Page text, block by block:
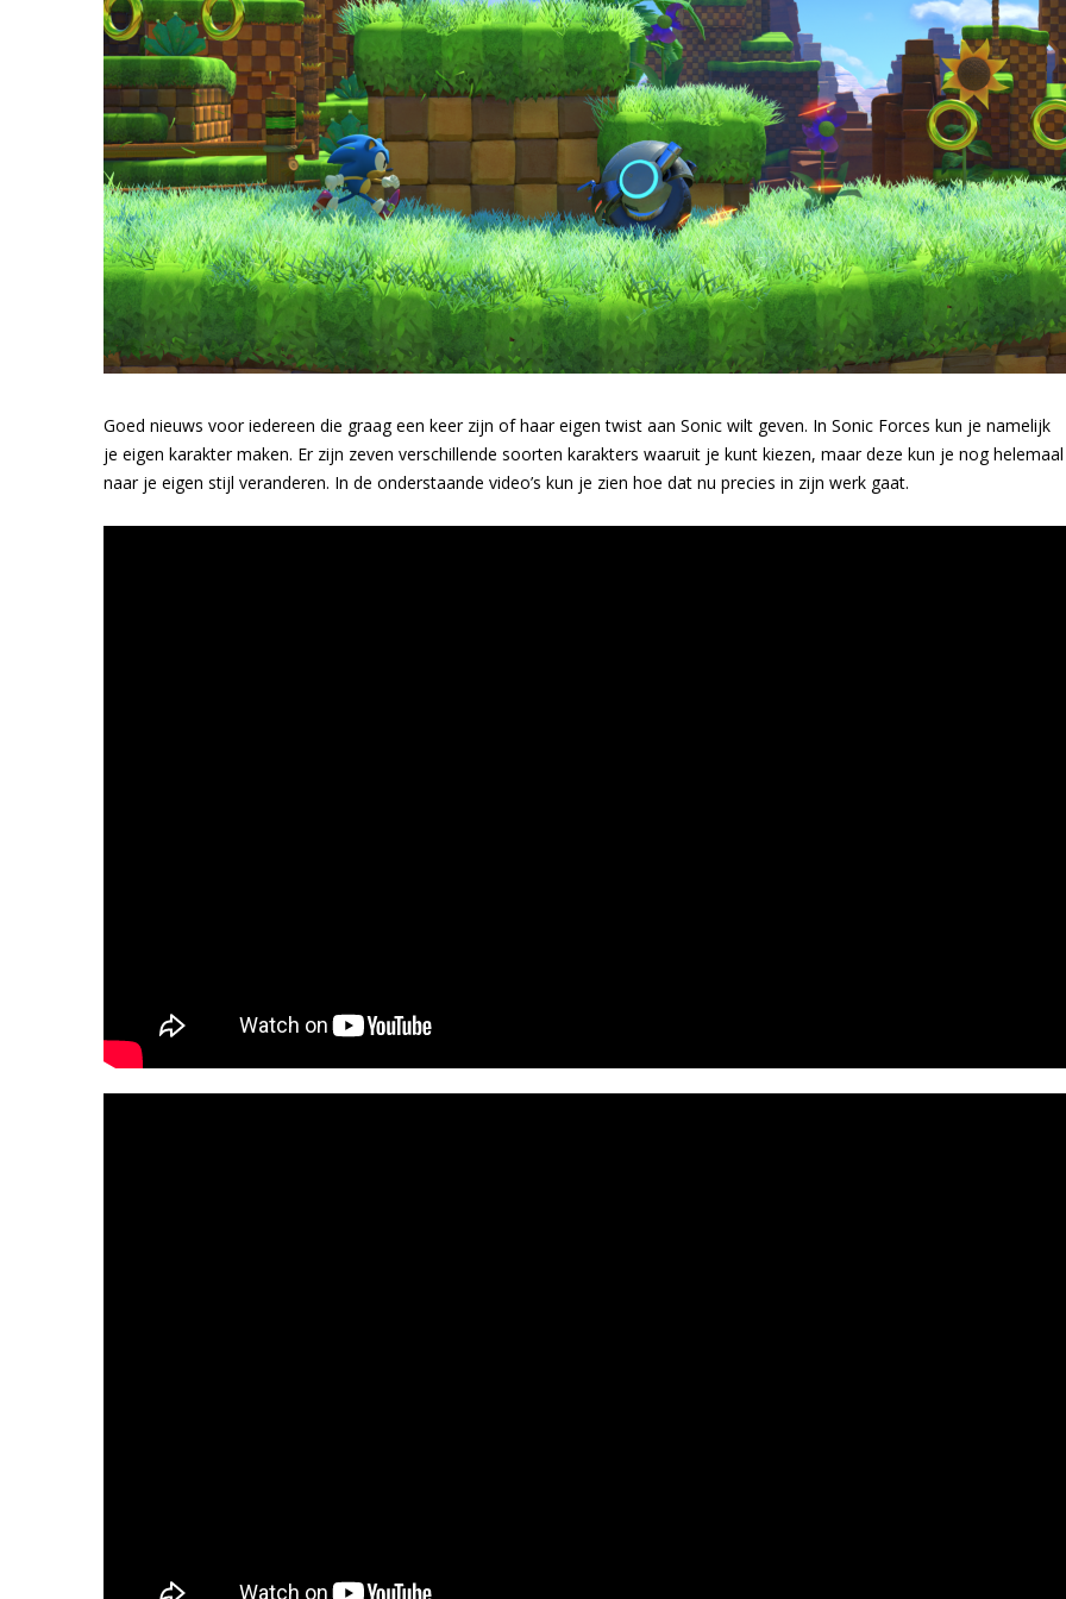
Goed nieuws voor iedereen die graag een keer zijn of haar eigen twist aan Sonic wilt geven. In Sonic Forces kun je namelijk
je eigen karakter maken. Er zijn zeven verschillende soorten karakters waaruit je kunt kiezen, maar deze kun je nog helemaal
naar je eigen stijl veranderen. In de onderstaande video’s kun je zien hoe dat nu precies in zijn werk gaat.